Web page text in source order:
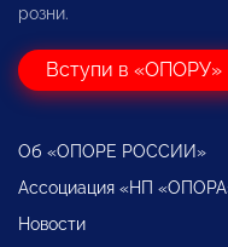
розни.
Вступи в «ОПОРУ»
Об «ОПОРЕ РОССИИ»
Ассоциация «НП
Новости